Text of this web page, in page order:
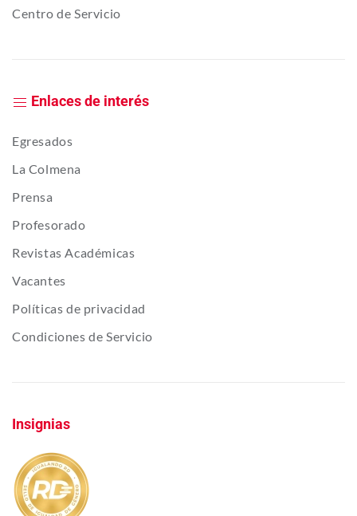
Centro de Servicio
Enlaces de interés
Egresados
La Colmena
Prensa
Profesorado
Revistas Académicas
Vacantes
Políticas de privacidad
Condiciones de Servicio
Insignias